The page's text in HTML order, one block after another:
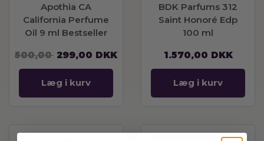
Apothia CA
California Perfume
Oil 9 ml Bestseller
500,00 299,00 DKK
Læg i kurv
BDK Parfums 312
Saint Honoré Edp
100 ml
1.570,00 DKK
Læg i kurv